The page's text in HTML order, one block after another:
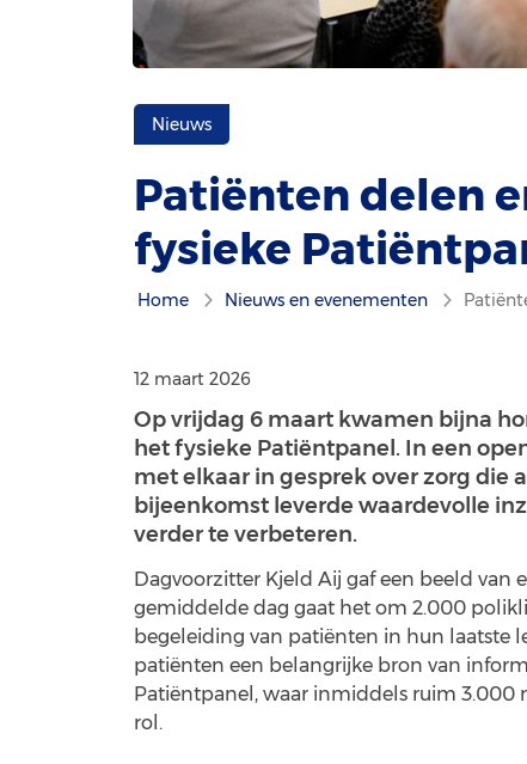
Nieuws
Patiënten delen
fysieke
Home Nieuws en evenementen
12 maart 2026
Op vrijdag 6 maart kwamen bijna
het fysieke Patiëntpanel. In een
met elkaar in gesprek over zorg die
bijeenkomst leverde waardevolle
verder te verbeteren.
Dagvoorzitter Kjeld Aij gaf een beeld van
gemiddelde dag gaat het om 2.000
begeleiding van patiënten in hun laatste
patiënten een belangrijke bron van
Patiëntpanel, waar inmiddels ruim 3.000
rol.